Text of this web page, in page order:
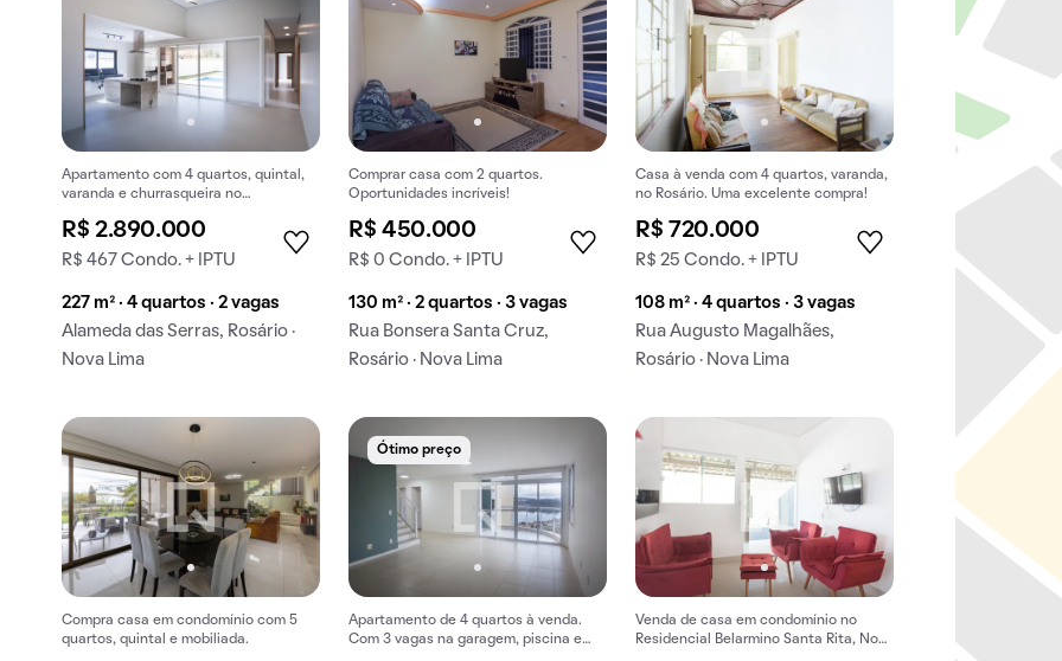
Apartamento com 4 quartos, quintal,
varanda e churrasqueira no
R$ 2.890.000
R$ 467 Condo. + IPTU
227 m² · 4 quartos · 2 vagas
Alameda das Serras, Rosário ·
Nova Lima
Comprar casa com 2 quartos.
Oportunidades incríveis!
R$ 450.000
R$ 0 Condo. + IPTU
130 m² · 2 quartos · 3 vagas
Rua Bonsera Santa Cruz,
Rosário · Nova Lima
Casa à venda com 4 quartos, varanda,
no Rosário. Uma excelente compra!
R$ 720.000
R$ 25 Condo. + IPTU
108 m² · 4 quartos · 3 vagas
Rua Augusto Magalhães,
Rosário · Nova Lima
Compra casa em condomínio com 5
quartos, quintal e mobiliada.
Ótimo preço
Apartamento de 4 quartos à venda.
Com 3 vagas na garagem, piscina e
Venda de casa em condomínio no
Residencial Belarmino Santa Rita, Nova